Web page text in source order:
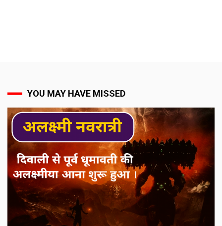
YOU MAY HAVE MISSED